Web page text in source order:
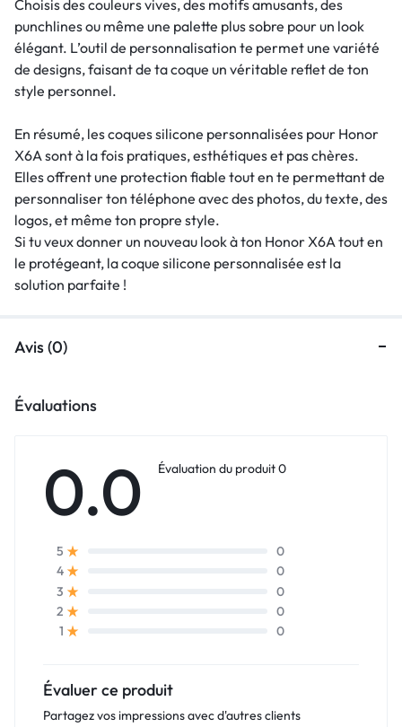
Choisis des couleurs vives, des motifs amusants, des
punchlines ou même une palette plus sobre pour un look
élégant. L’outil de personnalisation te permet une variété
de designs, faisant de ta coque un véritable reflet de ton
style personnel.
En résumé, les coques silicone personnalisées pour Honor
X6A sont à la fois pratiques, esthétiques et pas chères.
Elles offrent une protection fiable tout en te permettant de
personnaliser ton téléphone avec des photos, du texte, des
logos, et même ton propre style.
Si tu veux donner un nouveau look à ton Honor X6A tout en
le protégeant, la coque silicone personnalisée est la
solution parfaite !
Avis (0)
Évaluations
0.0 Évaluation du produit 0
5
0
4
0
3
0
2
0
1
0
Évaluer ce produit
Partagez vos impressions avec d'autres clients